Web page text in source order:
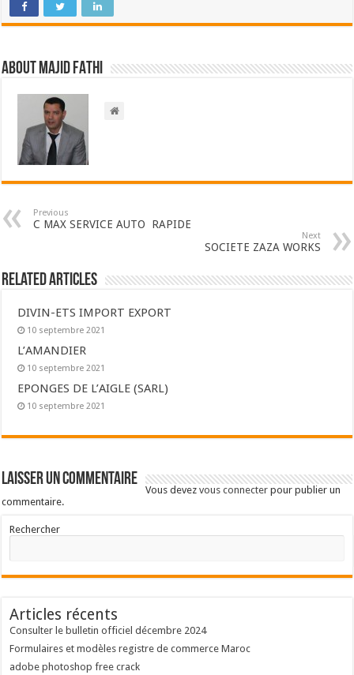
About Majid FATHI
Previous
C MAX SERVICE AUTO RAPIDE
Next
SOCIETE ZAZA WORKS
Related Articles
DIVIN-ETS IMPORT EXPORT
10 septembre 2021
L’AMANDIER
10 septembre 2021
EPONGES DE L’AIGLE (SARL)
10 septembre 2021
Laisser un commentaire
Vous devezvous connecter pour publier un
commentaire.
Rechercher
Articles récents
Consulter le bulletin officiel décembre 2024
Formulaires et modèles registre de commerce Maroc
adobe photoshop free crack